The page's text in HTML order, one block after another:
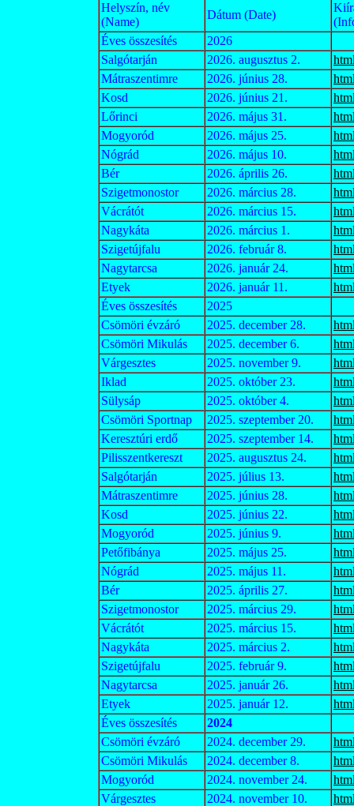
Helyszín, név
(Name)
Dátum (Date)
Éves összesítés
2026
Salgótarján
2026. augusztus 2.
Mátraszentimre
2026. június 28.
Kosd
2026. június 21.
Lőrinci
2026. május 31.
Mogyoród
2026. május 25.
Nógrád
2026. május 10.
Bér
2026. április 26.
Szigetmonostor
2026. március 28.
Vácrátót
2026. március 15.
Nagykáta
2026. március 1.
Szigetújfalu
2026. február 8.
Nagytarcsa
2026. január 24.
Etyek
2026. január 11.
Éves összesítés
2025
Csömöri évzáró
2025. december 28.
Csömöri Mikulás
2025. december 6.
Várgesztes
2025. november 9.
Iklad
2025. október 23.
Sülysáp
2025. október 4.
Csömöri Sportnap
2025. szeptember 20.
Keresztúri erdő
2025. szeptember 14.
Pilisszentkereszt
2025. augusztus 24.
Salgótarján
2025. július 13.
Mátraszentimre
2025. június 28.
Kosd
2025. június 22.
Mogyoród
2025. június 9.
Petőfibánya
2025. május 25.
Nógrád
2025. május 11.
Bér
2025. április 27.
Szigetmonostor
2025. március 29.
Vácrátót
2025. március 15.
Nagykáta
2025. március 2.
Szigetújfalu
2025. február 9.
Nagytarcsa
2025. január 26.
Etyek
2025. január 12.
Éves összesítés
2024
Csömöri évzáró
2024. december 29.
Csömöri Mikulás
2024. december 8.
Mogyoród
2024. november 24.
Várgesztes
2024. november 10.